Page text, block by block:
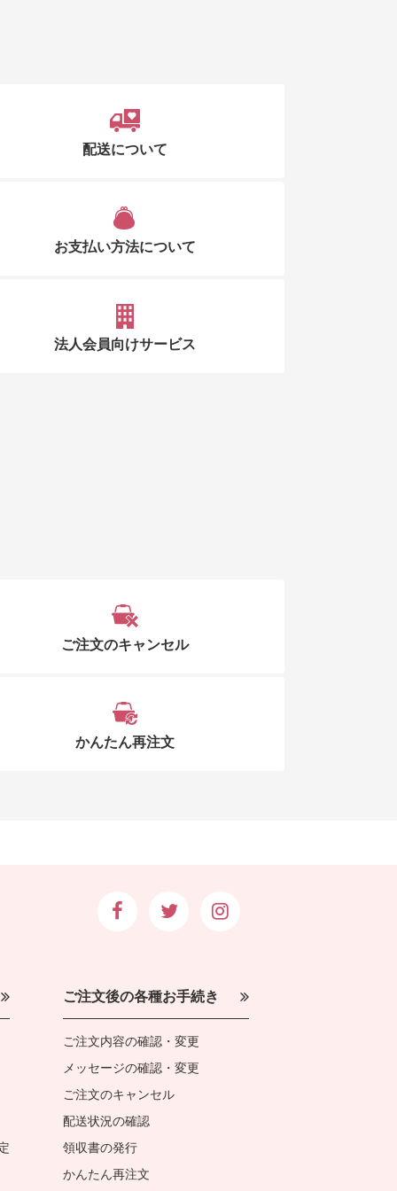
配送について
お支払い方法について
法人会員向けサービス
ご注文のキャンセル
かんたん再注文
ご注文後の各種お手続き
ご注文内容の確認・変更
メッセージの確認・変更
ご注文のキャンセル
配送状況の確認
領収書の発行
かんたん再注文